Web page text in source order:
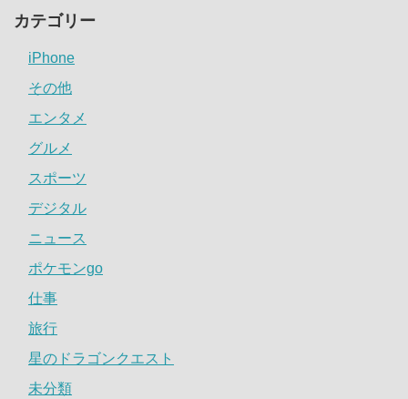
カテゴリー
iPhone
その他
エンタメ
グルメ
スポーツ
デジタル
ニュース
ポケモンgo
仕事
旅行
星のドラゴンクエスト
未分類